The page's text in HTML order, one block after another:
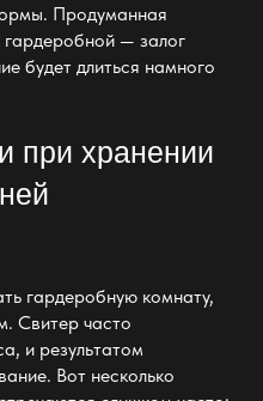
Продуманная
гардеробной — залог
будет длиться намного
при хранении
гардеробную комнату,
Свитер часто
и результатом
Вот несколько